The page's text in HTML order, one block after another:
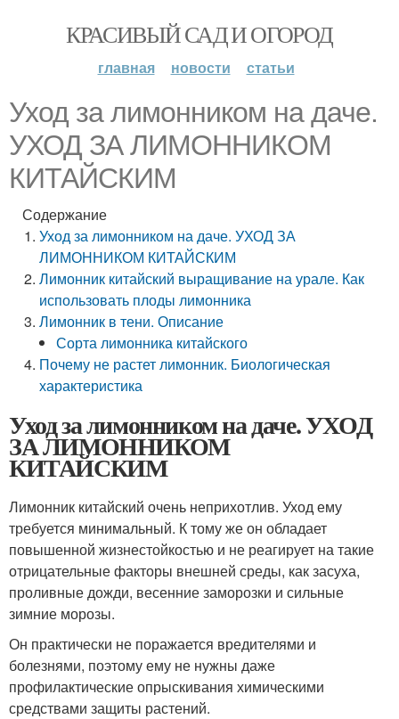
КРАСИВЫЙ САД И ОГОРОД
главная новости статьи
Уход за лимонником на даче.
УХОД ЗА ЛИМОННИКОМ
КИТАЙСКИМ
Содержание
Уход за лимонником на даче. УХОД ЗА
ЛИМОННИКОМ КИТАЙСКИМ
Лимонник китайский выращивание на урале. Как
использовать плоды лимонника
Лимонник в тени. Описание
Сорта лимонника китайского
Почему не растет лимонник. Биологическая
характеристика
Уход за лимонником на даче. УХОД
ЗА ЛИМОННИКОМ
КИТАЙСКИМ
Лимонник китайский очень неприхотлив. Уход ему
требуется минимальный. К тому же он обладает
повышенной жизнестойкостью и не реагирует на такие
отрицательные факторы внешней среды, как засуха,
проливные дожди, весенние заморозки и сильные
зимние морозы.
Он практически не поражается вредителями и
болезнями, поэтому ему не нужны даже
профилактические опрыскивания химическими
средствами защиты растений.